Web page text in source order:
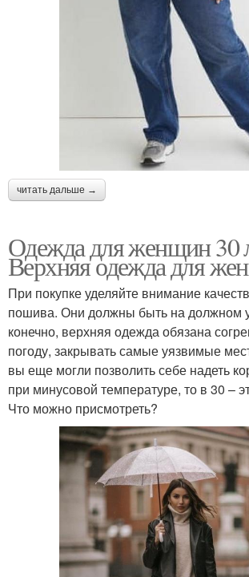
читать дальше →
Одежда для женщин 30
Верхняя одежда для
При покупке уделяйте внимание
пошива. Они должны быть на должном
конечно, верхняя одежда обязана
погоду, закрывать самые уязвимые
вы еще могли позволить себе надеть
при минусовой температуре, то в 30 –
Что можно присмотреть?